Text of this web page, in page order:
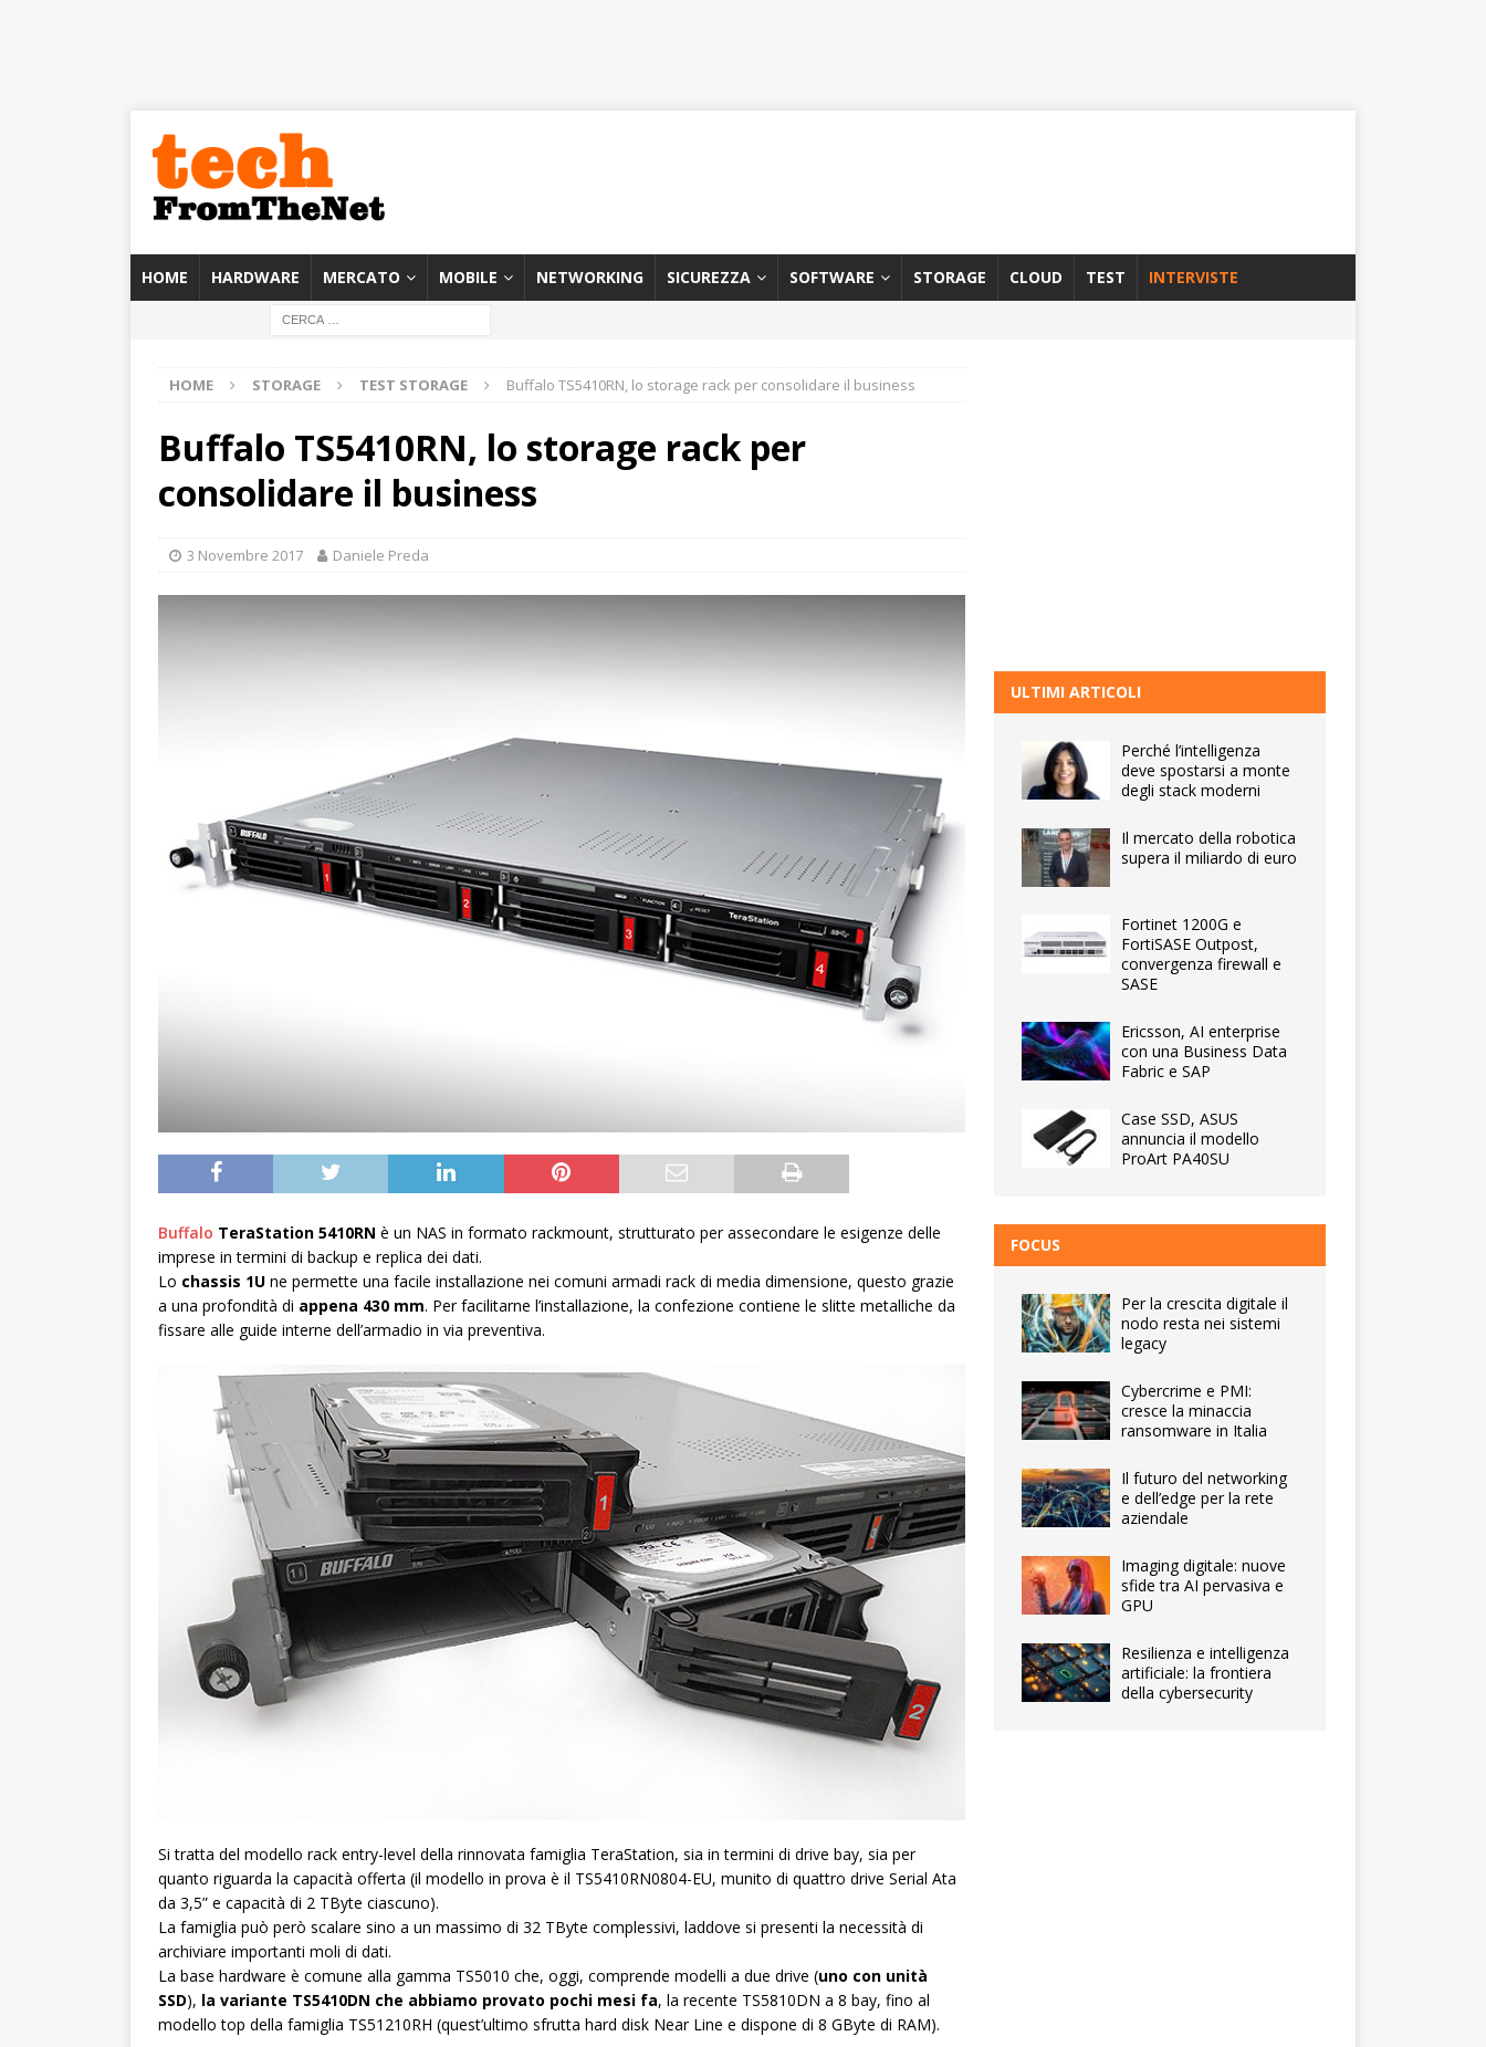
HOME HARDWARE MERCATO MOBILE NETWORKING SICUREZZA SOFTWARE STORAGE CLOUD TEST INTERVISTE
HOME STORAGE TEST STORAGE Buffalo TS5410RN, lo storage rack per consolidare il business
Buffalo TS5410RN, lo storage rack per
consolidare il business
3 Novembre 2017 Daniele Preda
Buffalo TeraStation 5410RN è un NAS in formato rackmount, strutturato per assecondare le esigenze delle
imprese in termini di backup e replica dei dati.
Lo chassis 1U ne permette una facile installazione nei comuni armadi rack di media dimensione, questo grazie
a una profondità di appena 430 mm. Per facilitarne l’installazione, la confezione contiene le slitte metalliche da
fissare alle guide interne dell’armadio in via preventiva.
Si tratta del modello rack entry-level della rinnovata famiglia TeraStation, sia in termini di drive bay, sia per
quanto riguarda la capacità offerta (il modello in prova è il TS5410RN0804-EU, munito di quattro drive Serial Ata
da 3,5” e capacità di 2 TByte ciascuno).
La famiglia può però scalare sino a un massimo di 32 TByte complessivi, laddove si presenti la necessità di
archiviare importanti moli di dati.
La base hardware è comune alla gamma TS5010 che, oggi, comprende modelli a due drive (uno con unità
SSD), la variante TS5410DN che abbiamo provato pochi mesi fa, la recente TS5810DN a 8 bay, fino al
modello top della famiglia TS51210RH (quest’ultimo sfrutta hard disk Near Line e dispone di 8 GByte di RAM).
ULTIMI ARTICOLI
Perché l’intelligenza
deve spostarsi a monte
degli stack moderni
Il mercato della robotica
supera il miliardo di euro
Fortinet 1200G e
FortiSASE Outpost,
convergenza firewall e
SASE
Ericsson, AI enterprise
con una Business Data
Fabric e SAP
Case SSD, ASUS
annuncia il modello
ProArt PA40SU
FOCUS
Per la crescita digitale il
nodo resta nei sistemi
legacy
Cybercrime e PMI:
cresce la minaccia
ransomware in Italia
Il futuro del networking
e dell’edge per la rete
aziendale
Imaging digitale: nuove
sfide tra AI pervasiva e
GPU
Resilienza e intelligenza
artificiale: la frontiera
della cybersecurity